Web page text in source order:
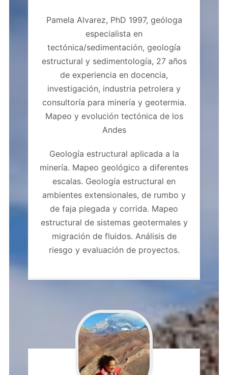
Pamela Alvarez, PhD 1997, geóloga
especialista en
tectónica/sedimentación, geología
estructural y sedimentología, 27 años
de experiencia en docencia,
investigación, industria petrolera y
consultoría para minería y geotermia.
Mapeo y evolución tectónica de los
Andes
Geología estructural aplicada a la
minería. Mapeo geológico a diferentes
escalas. Geología estructural en
ambientes extensionales, de rumbo y
de faja plegada y corrida. Mapeo
estructural de sistemas geotermales y
migración de fluidos. Análisis de
riesgo y evaluación de proyectos.